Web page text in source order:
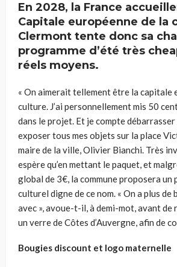
En 2028, la France
Capitale européenne de la
Clermont tente donc sa
programme d’été très
réels moyens.
« On aimerait tellement être la capitale
culture. J’ai personnellement mis 50
dans le projet. Et je compte
exposer tous mes objets sur la place
maire de la ville, Olivier Bianchi. Très
espère qu’en mettant le paquet, et
global de 3€, la commune proposera un
culturel digne de ce nom. « On a plus
avec », avoue-t-il, à demi-mot, avant de
un verre de Côtes d’Auvergne, afin de
Bougies discount et logo maternelle